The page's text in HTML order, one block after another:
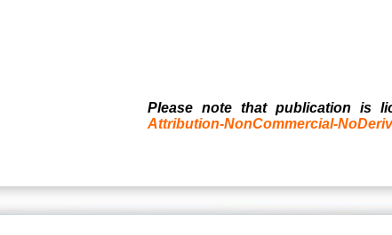
Please note that publication is
Attribution-NonCommercial-